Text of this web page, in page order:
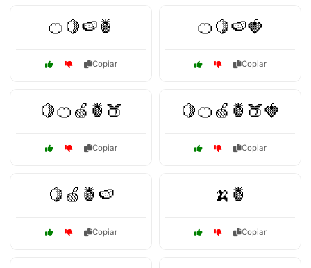
🍊🍋🍉🍍
Copiar
🍊🍋🍉🍓
Copiar
🍋🍊🍏🍍🍑
Copiar
🍋🍊🍏🍍🍑🍓
Copiar
🍋🍏🍍🍉
Copiar
🍌🍍
Copiar